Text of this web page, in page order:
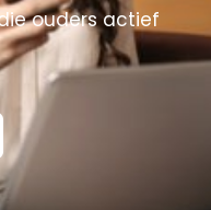
ouders actief